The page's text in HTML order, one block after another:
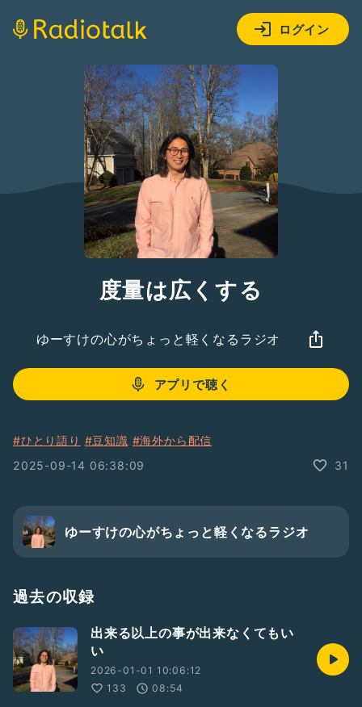
ログイン
度量は広くする
ゆーすけの心がちょっと軽くなるラジオ
アプリで聴く
#ひとり語り #豆知識 #海外から配信
2025-09-14 06:38:09
31
ゆーすけの心がちょっと軽くなるラジオ
過去の収録
出来る以上の事が出来なくてもい
い
2026-01-01 10:06:12
133
08:54